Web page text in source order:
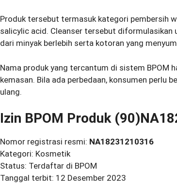
Produk tersebut termasuk kategori pembersih
salicylic acid. Cleanser tersebut diformulasikan
dari minyak berlebih serta kotoran yang
Nama produk yang tercantum di sistem BPOM
kemasan. Bila ada perbedaan, konsumen perlu
ulang.
Izin BPOM Produk
Nomor registrasi resmi: NA18231210316
Kategori: Kosmetik
Status: Terdaftar di BPOM
Tanggal terbit: 12 Desember 2023